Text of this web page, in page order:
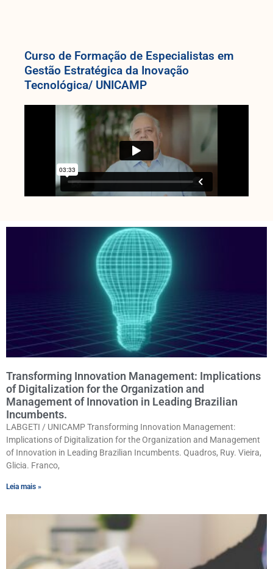
Curso de Formação de Especialistas em
Gestão Estratégica da Inovação
Tecnológica/ UNICAMP
Transforming Innovation Management: Implications
of Digitalization for the Organization and
Management of Innovation in Leading Brazilian
Incumbents.
LABGETI / UNICAMP Transforming Innovation Management:
Implications of Digitalization for the Organization and Management
of Innovation in Leading Brazilian Incumbents. Quadros, Ruy. Vieira,
Glicia. Franco,
Leia mais »